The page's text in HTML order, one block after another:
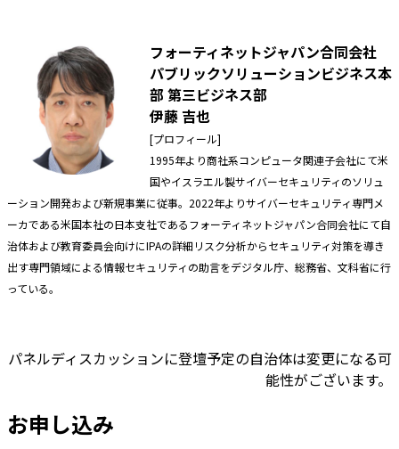
フォーティネットジャパン合同会社
パブリックソリューションビジネス本
部 第三ビジネス部
伊藤 吉也
[プロフィール]
1995年より商社系コンピュータ関連子会社にて米
国やイスラエル製サイバーセキュリティのソリュ
ーション開発および新規事業に従事。2022年よりサイバーセキュリティ専門メ
ーカである米国本社の日本支社であるフォーティネットジャパン合同会社にて自
治体および教育委員会向けにIPAの詳細リスク分析からセキュリティ対策を導き
出す専門領域による情報セキュリティの助言をデジタル庁、総務省、文科省に行
っている。
パネルディスカッションに登壇予定の自治体は変更になる可
能性がございます。
お申し込み